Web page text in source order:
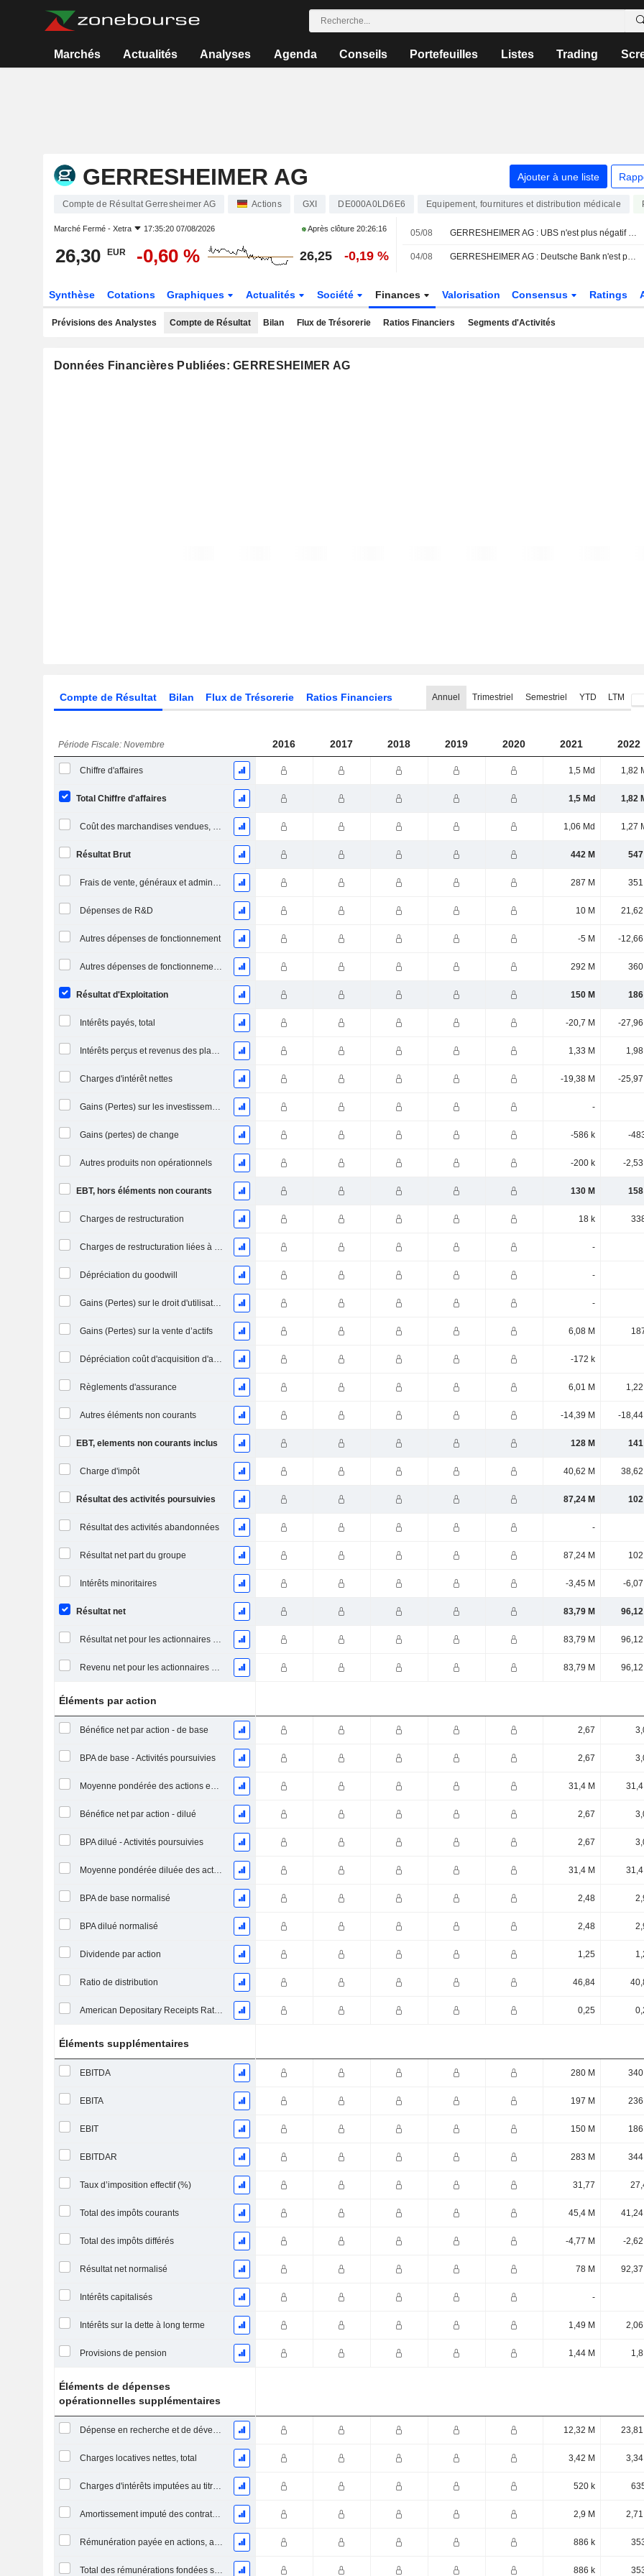
Marchés Actualités Analyses Agenda Conseils Portefeuilles Listes Trading
GERRESHEIMER AG Ajouter à une liste
Compte de Résultat Gerresheimer AG Actions GXI DE000A0LD6E6 Equipement, fournitures et distribution médicale
Marché Fermé - Xetra 17:35:20 07/08/2026 Après clôture 20:26:16
26,30 EUR -0,60 % 26,25 -0,19 %
05/08 GERRESHEIMER AG : UBS n'est plus négatif sur le dossier
04/08 GERRESHEIMER AG : Deutsche Bank n'est pas inspiré par le dossier
Synthèse Cotations Graphiques Actualités Société Finances Valorisation Consensus Ratings
Prévisions des Analystes Compte de Résultat Bilan Flux de Trésorerie Ratios Financiers Segments d'Activités
Données Financières Publiées: GERRESHEIMER AG
Compte de Résultat Bilan Flux de Trésorerie Ratios Financiers Annuel Trimestriel Semestriel YTD LTM
Période Fiscale: Novembre 2016 2017 2018 2019 2020 2021 2022
Chiffre d'affaires 1,5 Md 1,82
Total Chiffre d'affaires 1,5 Md 1,82
Coût des marchandises vendues, total 1,06 Md 1,27
Résultat Brut 442 M 547
Frais de vente, généraux et administratifs, total 287 M 351
Dépenses de R&D 10 M 21,62
Autres dépenses de fonctionnement -5 M -12,66
Autres dépenses de fonctionnement, total 292 M 360
Résultat d'Exploitation 150 M 186
Intérêts payés, total -20,7 M -27,96
Intérêts perçus et revenus des placements 1,33 M 1,98
Charges d'intérêt nettes -19,38 M -25,97
Gains (Pertes) sur les investissements en actions -
Gains (pertes) de change -586 k -
Autres produits non opérationnels -200 k -2,53
EBT, hors éléments non courants 130 M 158
Charges de restructuration 18 k
Charges de restructuration liées à l’intégration d’une nouvelle activité (Fusions, Acquisitions) -
Dépréciation du goodwill -
Gains (Pertes) sur le droit d'utilisation d'actifs -
Gains (Pertes) sur la vente d’actifs 6,08 M
Dépréciation coût d'acquisition d'actifs -172 k
Règlements d'assurance 6,01 M 1,22
Autres éléments non courants -14,39 M -18,44
EBT, elements non courants inclus 128 M 141
Charge d'impôt 40,62 M 38,62
Résultat des activités poursuivies 87,24 M 102
Résultat des activités abandonnées -
Résultat net part du groupe 87,24 M 102
Intérêts minoritaires -3,45 M -6,07
Résultat net 83,79 M 96,12
Résultat net pour les actionnaires ordinaires, éléments exceptionnels inclus. 83,79 M 96,12
Revenu net pour les actionnaires ordinaires, hors éléments exceptionnelsRésultat net pour les actionnaires ordinaires, éléments exceptionnels exclus. 83,79 M 96,12
Éléments par action
Bénéfice net par action - de base 2,67
BPA de base - Activités poursuivies 2,67
Moyenne pondérée des actions en circulation 31,4 M 31,4
Bénéfice net par action - dilué 2,67
BPA dilué - Activités poursuivies 2,67
Moyenne pondérée diluée des actions en circulation 31,4 M 31,4
BPA de base normalisé 2,48
BPA dilué normalisé 2,48
Dividende par action 1,25
Ratio de distribution 46,84
American Depositary Receipts Ratio (ADR) 0,25
Éléments supplémentaires
EBITDA 280 M 340
EBITA 197 M 236
EBIT 150 M 186
EBITDAR 283 M 344
Taux d’imposition effectif (%) 31,77
Total des impôts courants 45,4 M 41,24
Total des impôts différés -4,77 M -2,62
Résultat net normalisé 78 M 92,37
Intérêts capitalisés -
Intérêts sur la dette à long terme 1,49 M 2,06
Provisions de pension 1,44 M
Éléments de dépenses
opérationnelles supplémentaires
Dépense en recherche et de développement 12,32 M 23,81
Charges locatives nettes, total 3,42 M 3,34
Charges d'intérêts imputées au titre des contrats de location 520 k
Amortissement imputé des contrats de location simple 2,9 M 2,71
Rémunération payée en actions, autres (total) 886 k
Total des rémunérations fondées sur des actions 886 k